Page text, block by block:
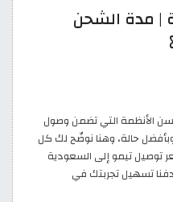
| مدة الشحن
الأنظمة التي تضمن وصول
حالة، وهنا نوضّح لك كل
توصيل تيمو إلى السعودية
تسهيل تجربتك في